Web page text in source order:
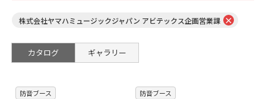
株式会社ヤマハミュージックジャパン アビテックス企画営業課 ×
カタログ ギャラリー
防音ブース 防音ブース